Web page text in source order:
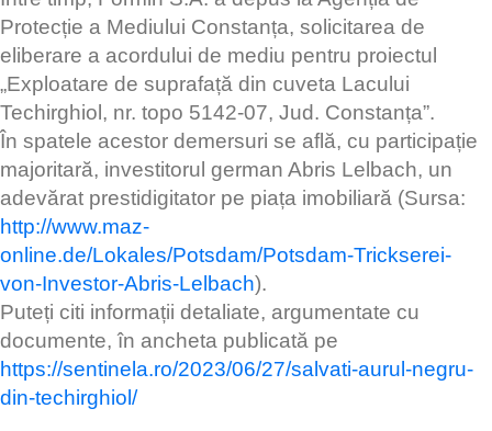
Protecție a Mediului Constanța, solicitarea de
eliberare a acordului de mediu pentru proiectul
„Exploatare de suprafață din cuveta Lacului
Techirghiol, nr. topo 5142-07, Jud. Constanța”.
În spatele acestor demersuri se află, cu participație
majoritară, investitorul german Abris Lelbach, un
adevărat prestidigitator pe piața imobiliară (Sursa:
http://www.maz-
online.de/Lokales/Potsdam/Potsdam-Trickserei-
von-Investor-Abris-Lelbach).
Puteți citi informații detaliate, argumentate cu
documente, în ancheta publicată pe
https://sentinela.ro/2023/06/27/salvati-aurul-negru-
din-techirghiol/